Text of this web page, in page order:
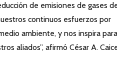
de emisiones de gases
continuos esfuerzos por
ambiente, y nos inspira para
aliados”, afirmó César A.